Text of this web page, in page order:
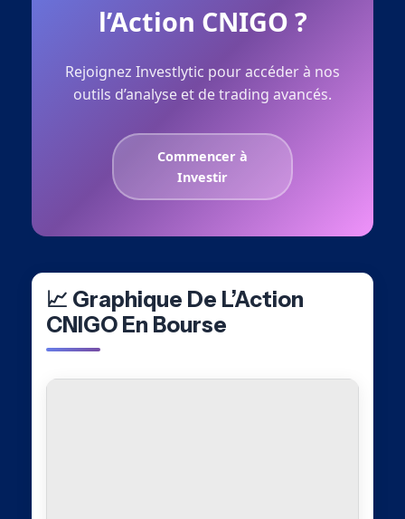
l’Action CNIGO ?
Rejoignez Investlytic pour accéder à nos
outils d’analyse et de trading avancés.
Commencer à
Investir
📈 Graphique De L’Action
CNIGO En Bourse